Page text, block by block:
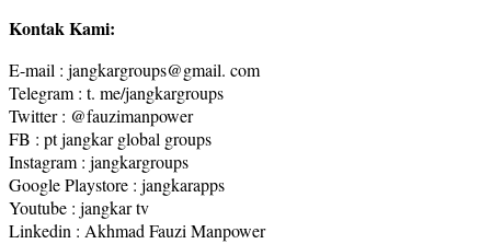
Kontak Kami:
E-mail : jangkargroups@gmail. com
Telegram : t. me/jangkargroups
Twitter : @fauzimanpower
FB : pt jangkar global groups
Instagram : jangkargroups
Google Playstore : jangkarapps
Youtube : jangkar tv
Linkedin : Akhmad Fauzi Manpower